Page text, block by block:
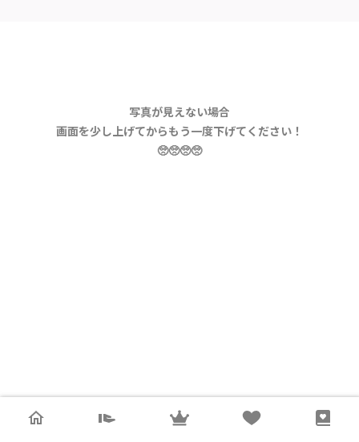
写真が見えない場合
画面を少し上げてからもう一度下げてください！
🥺🥺🥺🥺